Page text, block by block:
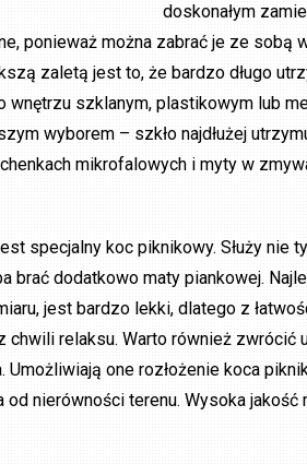
doskonałym
ponieważ można zabrać je ze
zaletą jest to, że bardzo długo
wnętrzu szklanym, plastikowym lub
wyborem – szkło najdłużej
mikrofalowych i myty w
specjalny koc piknikowy. Służy nie
brać dodatkowo maty piankowej.
jest bardzo lekki, dlatego z
relaksu. Warto również zwrócić
Umożliwiają one rozłożenie koca
od nierówności terenu. Wysoka